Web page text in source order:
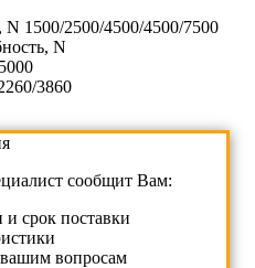
N 1500/2500/4500/4500/7500
N
3860
сообщит Вам:
срок поставки
вопросам